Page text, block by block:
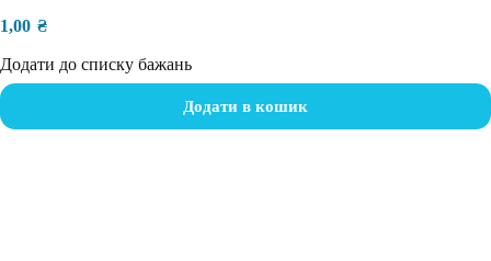
1,00 ₴
Додати до списку бажань
Додати в кошик